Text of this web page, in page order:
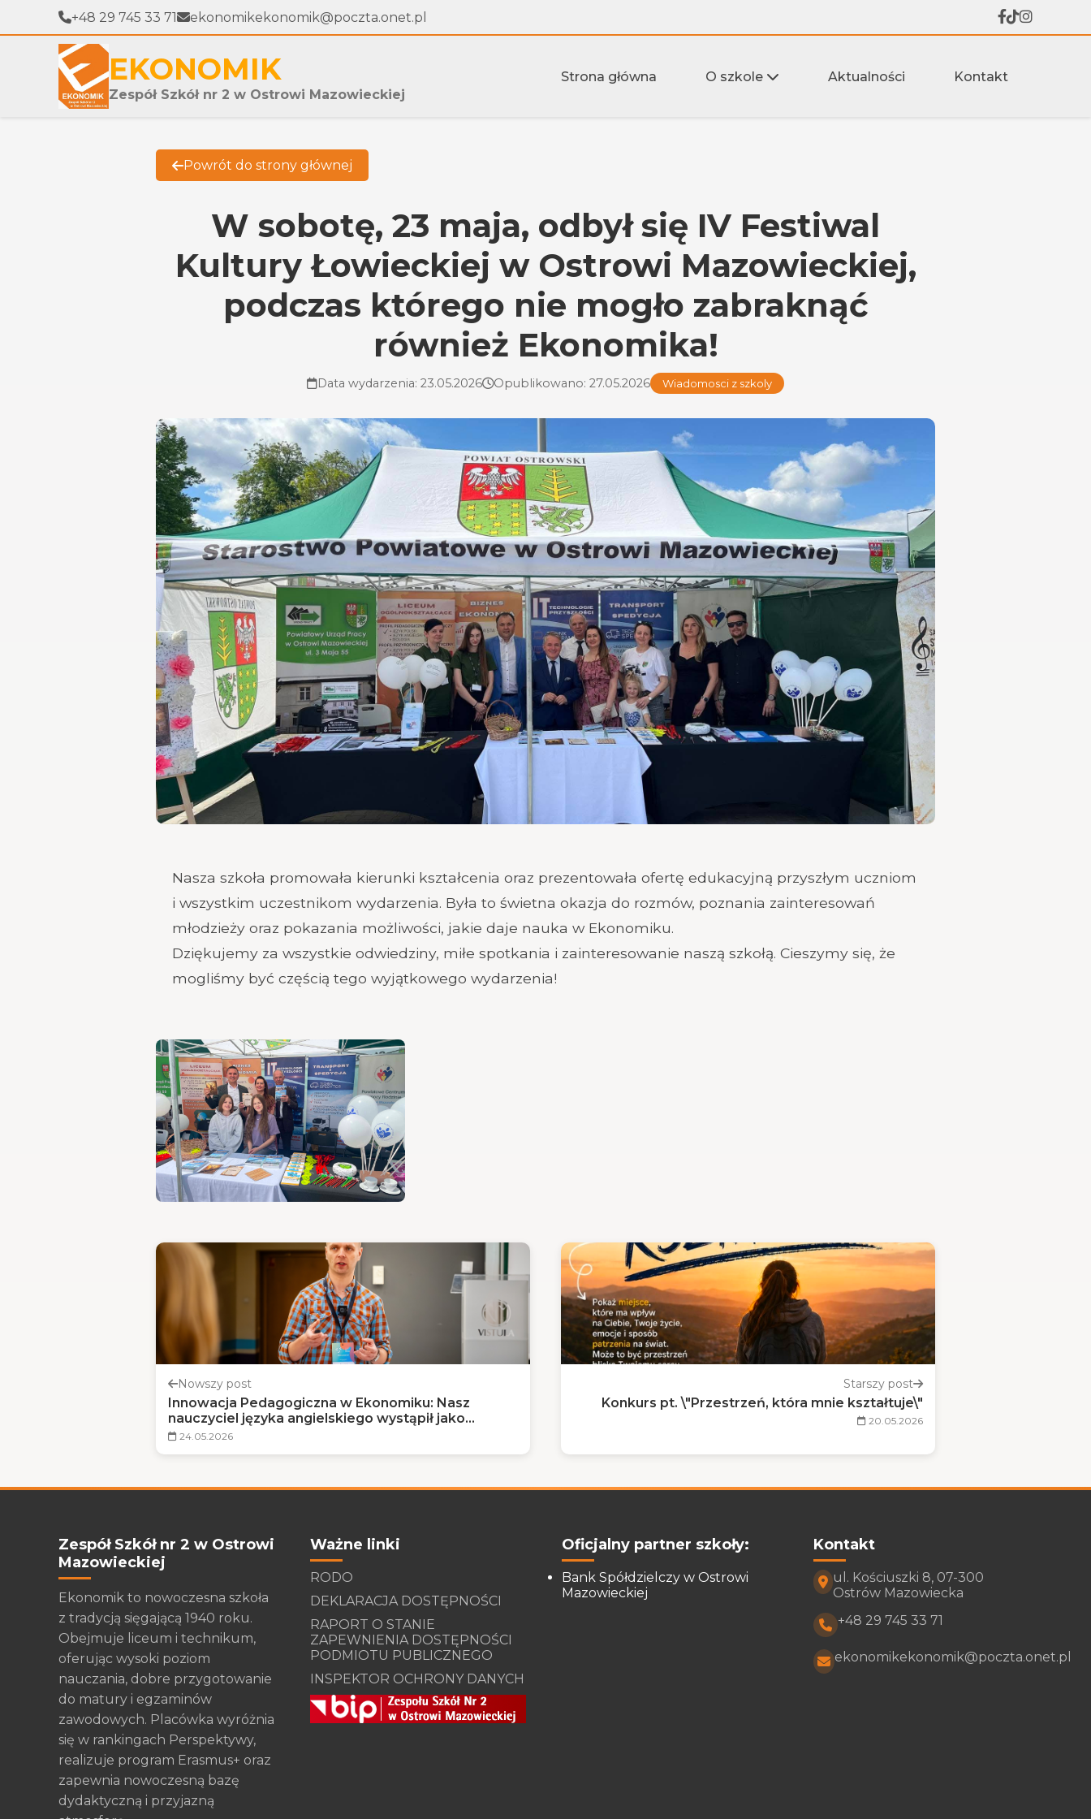
+48 29 745 33 71 ekonomikekonomik@poczta.onet.pl
EKONOMIK
Zespół Szkół nr 2 w Ostrowi Mazowieckiej
Strona główna O szkole Aktualności Kontakt
Powrót do strony głównej
W sobotę, 23 maja, odbył się IV Festiwal
Kultury Łowieckiej w Ostrowi Mazowieckiej,
podczas którego nie mogło zabraknąć
również Ekonomika!
Data wydarzenia: 23.05.2026 Opublikowano: 27.05.2026 Wiadomosci z szkoly
Nasza szkoła promowała kierunki kształcenia oraz prezentowała ofertę edukacyjną przyszłym uczniom
i wszystkim uczestnikom wydarzenia. Była to świetna okazja do rozmów, poznania zainteresowań
młodzieży oraz pokazania możliwości, jakie daje nauka w Ekonomiku.
Dziękujemy za wszystkie odwiedziny, miłe spotkania i zainteresowanie naszą szkołą. Cieszymy się, że
mogliśmy być częścią tego wyjątkowego wydarzenia!
Nowszy post
Innowacja Pedagogiczna w Ekonomiku: Nasz
nauczyciel języka angielskiego wystąpił jako
prelegent podczas Kongresu Językowego PASE
24.05.2026
Starszy post
Konkurs pt. \"Przestrzeń, która mnie kształtuje\"
20.05.2026
Zespół Szkół nr 2 w Ostrowi
Mazowieckiej
Ekonomik to nowoczesna szkoła
z tradycją sięgającą 1940 roku.
Obejmuje liceum i technikum,
oferując wysoki poziom
nauczania, dobre przygotowanie
do matury i egzaminów
zawodowych. Placówka wyróżnia
się w rankingach Perspektywy,
realizuje program Erasmus+ oraz
zapewnia nowoczesną bazę
dydaktyczną i przyjazną
Ważne linki
RODO
DEKLARACJA DOSTĘPNOŚCI
RAPORT O STANIE
ZAPEWNIENIA DOSTĘPNOŚCI
PODMIOTU PUBLICZNEGO
INSPEKTOR OCHRONY DANYCH
Oficjalny partner szkoły:
Bank Spółdzielczy w Ostrowi
Mazowieckiej
Kontakt
ul. Kościuszki 8, 07-300
Ostrów Mazowiecka
+48 29 745 33 71
ekonomikekonomik@poczta.onet.pl